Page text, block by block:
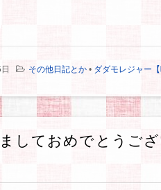
その他日記とか • ダダモレジャー【
しておめでとうご